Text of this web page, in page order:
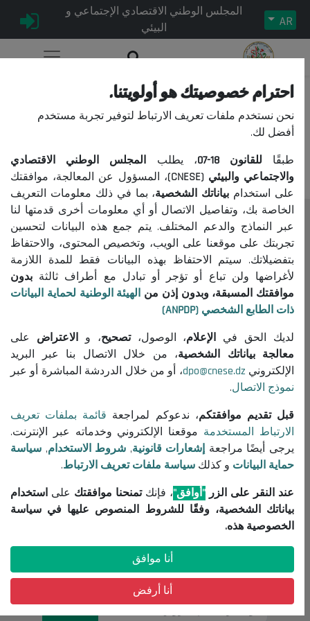
AR
المجلس الوطني الاقتصادي الإجتماعي و
البيئي
عذراً، لا يمكنكم الوصول إلى هذا
المجلس
حول المجلس
الرئيس
التنظيم
جميع المنشورات
معلومات مفيدة
إعلانات مناقصات واستشارات
إشعارات قانونية
شروط الاستخدام
سياسة حماية البيانات
سياسة ملفات تعريف الارتباط
تواصل معنا
(+213) 021 98 01 00|01|02
contact@cnese.dz
اقتراحات أو مبادرات
سجلوا و كونوا على اطلاع بآخر أخبار المجلس
التسجيل
احترام خصوصيتك هو أولويتنا.
نحن نستخدم ملفات تعريف الارتباط لتوفير تجربة مستخدم
أفضل لك.
طبقًا للقانون 18-07 ، يطلب المجلس الوطني الاقتصادي
والاجتماعي والبيئي (CNESE)
، المسؤول عن المعالجة، موافقتك
على استخدام بياناتك الشخصية، بما في ذلك معلومات التعريف
الخاصة بك، وتفاصيل الاتصال أو أي معلومات أخرى قدمتها لنا
عبر النماذج والدعم المختلف. يتم جمع هذه البيانات لتحسين
تجربتك على موقعنا على الويب، وتخصيص المحتوى، والاحتفاظ
بتفضيلاتك. سيتم الاحتفاظ بهذه البيانات فقط للمدة اللازمة
لأغراضها ولن تباع أو تؤجر أو تبادل مع أطراف ثالثة بدون
موافقتك المسبقة، وبدون إذن من الهيئة الوطنية لحماية البيانات
ذات الطابع الشخصي (ANPDP)
لديك الحق في الإعلام، الوصول،تصحيح، والاعتراض على
معالجة بياناتك الشخصية، من خلال الاتصال بنا عبر البريد
الإلكترونيdpo@cnese.dz، أو من خلال الدردشة المباشرة أو عبر
نموذج الاتصال.
قبل تقديم موافقتكم، ندعوكم لمراجعة قائمة بملفات تعريف
الارتباط المستخدمة موقعنا الإلكتروني وخدماته عبر الإنترنت.
يرجى أيضًا مراجعة إشعارات قانونية, شروط الاستخدام, سياسة
حماية البيانات و كذلك سياسة ملفات تعريف الارتباط.
عند النقر على الزر "أوافق"، فإنكتمنحنا موافقتك على استخدام
بياناتك الشخصية، وفقًا للشروط المنصوص عليها في سياسة
الخصوصية هذه.
أنا موافق
أنا أرفض